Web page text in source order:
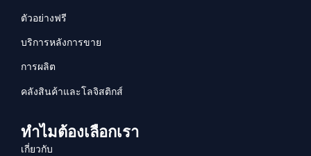
ตัวอย่างฟรี
บริการหลังการขาย
การผลิต
คลังสินค้าและโลจิสติกส์
ทำไมต้องเลือกเรา
เกี่ยวกับ